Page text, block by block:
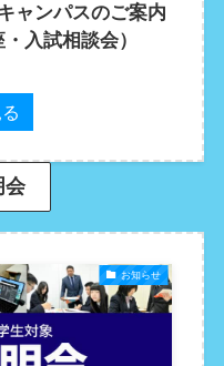
ャンパスのご案内
入試相談会）
会
お知らせ